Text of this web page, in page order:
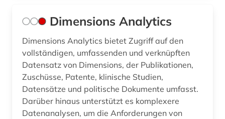
Dimensions Analytics
Dimensions Analytics bietet Zugriff auf den
vollständigen, umfassenden und verknüpften
Datensatz von Dimensions, der Publikationen,
Zuschüsse, Patente, klinische Studien,
Datensätze und politische Dokumente umfasst.
Darüber hinaus unterstützt es komplexere
Datenanalysen, um die Anforderungen von